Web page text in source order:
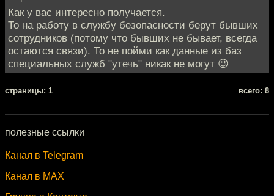
Как у вас интересно получается.
То на работу в службу безопасности берут бывших
сотрудников (потому что бывших не бывает, всегда
остаются связи). То не пойми как данные из баз
специальных служб "утечь" никак не могут 😉
cтраницы: 1 всего: 8
полезные ссылки
Канал в Telegram
Канал в MAX